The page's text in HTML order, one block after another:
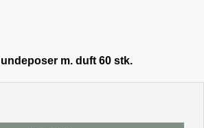
m. duft 60 stk.